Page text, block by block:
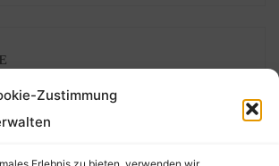
Zustimmung